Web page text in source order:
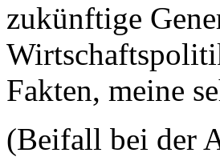
zukünftige
Fakten, meine
(Beifall bei der